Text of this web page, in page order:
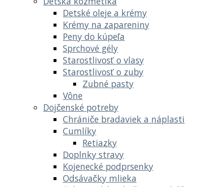
Detské oleje a krémy
Krémy na zapareniny
Peny do kúpeľa
Sprchové gély
Starostlivosť o vlasy
Starostlivosť o zuby
Zubné pasty
Vône
Dojčenské potreby
Chrániče bradaviek a náplasti
Cumlíky
Retiazky
Doplnky stravy
Kojenecké podprsenky
Odsávačky mlieka